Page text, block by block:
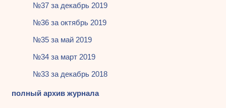
№37 за декабрь 2019
№36 за октябрь 2019
№35 за май 2019
№34 за март 2019
№33 за декабрь 2018
полный архив журнала